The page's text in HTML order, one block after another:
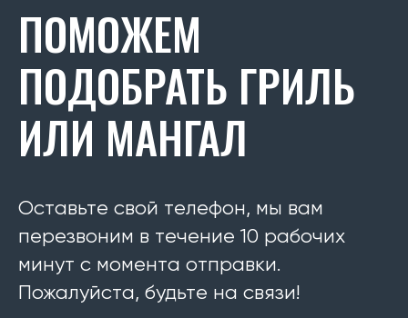
ПОМОЖЕМ
ПОДОБРАТЬ ГРИЛЬ
ИЛИ МАНГАЛ
Оставьте свой телефон, мы вам
перезвоним в течение 10 рабочих
минут с момента отправки.
Пожалуйста, будьте на связи!